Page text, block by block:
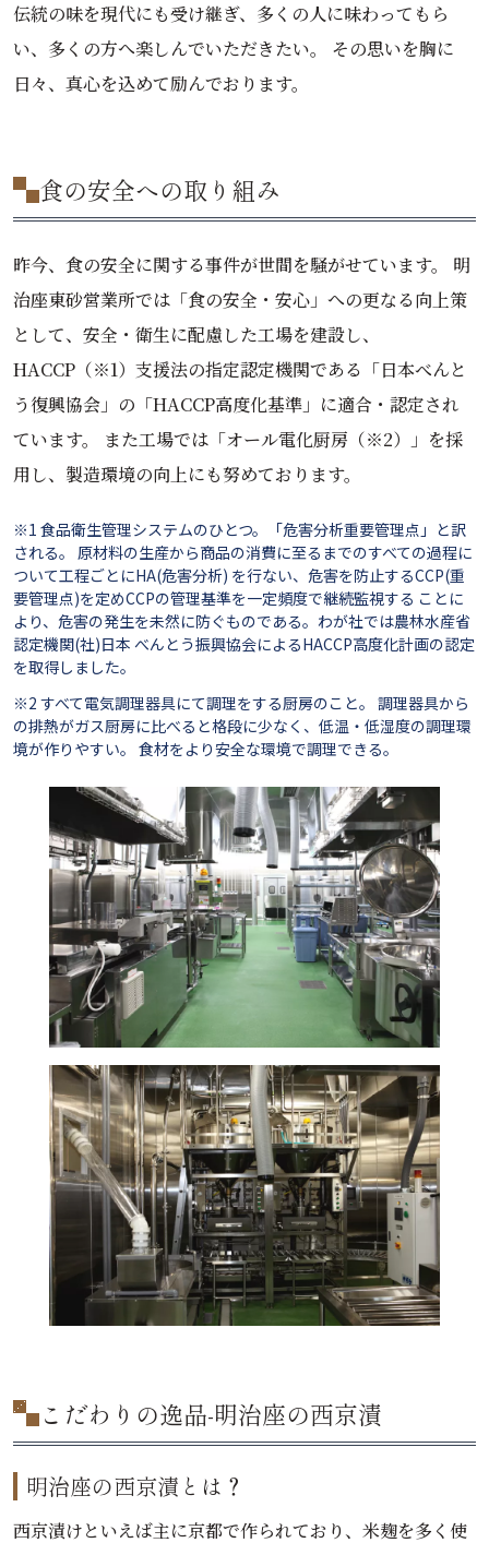
伝統の味を現代にも受け継ぎ、多くの人に味わってもら
い、多くの方へ楽しんでいただきたい。 その思いを胸に
日々、真心を込めて励んでおります。
食の安全への取り組み
昨今、食の安全に関する事件が世間を騒がせています。 明
治座東砂営業所では「食の安全・安心」への更なる向上策
として、安全・衛生に配慮した工場を建設し、
HACCP（※1）支援法の指定認定機関である「日本べんと
う復興協会」の「HACCP高度化基準」に適合・認定され
ています。 また工場では「オール電化厨房（※2）」を採
用し、製造環境の向上にも努めております。
※1 食品衛生管理システムのひとつ。「危害分析重要管理点」と訳
される。 原材料の生産から商品の消費に至るまでのすべての過程に
ついて工程ごとにHA(危害分析) を行ない、危害を防止するCCP(重
要管理点)を定めCCPの管理基準を一定頻度で継続監視する ことに
より、危害の発生を未然に防ぐものである。わが社では農林水産省
認定機関(社)日本 べんとう振興協会によるHACCP高度化計画の認定
を取得しました。
※2 すべて電気調理器具にて調理をする厨房のこと。 調理器具から
の排熱がガス厨房に比べると格段に少なく、低温・低湿度の調理環
境が作りやすい。 食材をより安全な環境で調理できる。
こだわりの逸品-明治座の西京漬
明治座の西京漬とは？
西京漬けといえば主に京都で作られており、米麹を多く使